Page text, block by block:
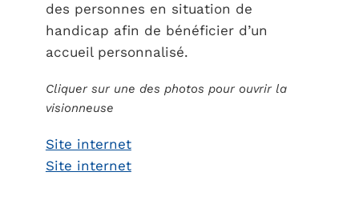
des personnes en situation de
handicap afin de bénéficier d’un
accueil personnalisé.
Cliquer sur une des photos pour ouvrir la
visionneuse
Site internet
Site internet